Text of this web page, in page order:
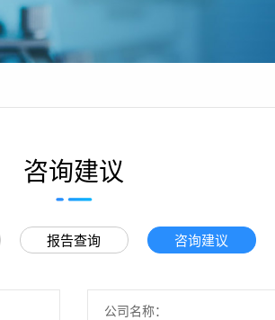
咨询建议
报告查询 咨询建议
公司名称：